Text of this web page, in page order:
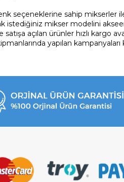
seçeneklerine sahip
istediğiniz mikser modelini
satışa açılan ürünler hızlı
yapılan